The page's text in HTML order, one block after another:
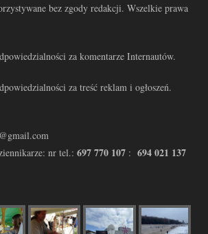
bez zgody redakcji. Wszelkie prawa
za komentarze Internautów.
za treść reklam i ogłoszeń.
nr tel.: 697 770 107 : 694 021 137